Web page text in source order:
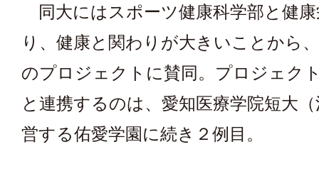
同大にはスポーツ健康科学部と健
り、健康と関わりが大きいことから
のプロジェクトに賛同。プロジェク
と連携するのは、愛知医療学院短大
営する佑愛学園に続き２例目。